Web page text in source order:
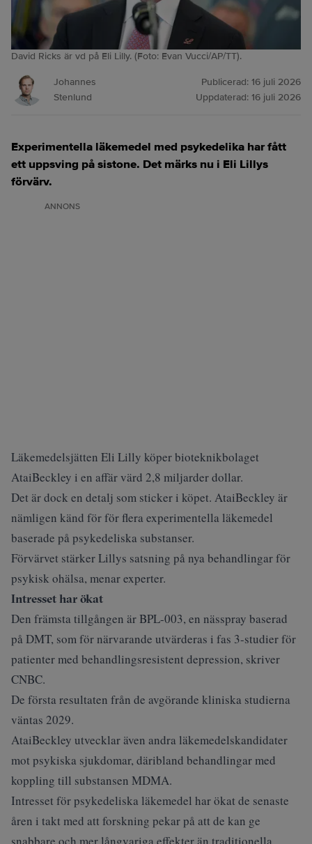
David Ricks är vd på Eli Lilly. (Foto: Evan Vucci/AP/TT).
Johannes
Stenlund
Publicerad: 16 juli 2026
Uppdaterad: 16 juli 2026
Experimentella läkemedel med psykedelika har fått
ett uppsving på sistone. Det märks nu i Eli Lillys
förvärv.
ANNONS
Läkemedelsjätten Eli Lilly köper bioteknikbolaget
AtaiBeckley i en affär värd 2,8 miljarder dollar.
Det är dock en detalj som sticker i köpet. AtaiBeckley är
nämligen känd för för flera experimentella läkemedel
baserade på psykedeliska substanser.
Förvärvet stärker Lillys satsning på nya behandlingar för
psykisk ohälsa, menar experter.
Intresset har ökat
Den främsta tillgången är BPL-003, en nässpray baserad
på DMT, som för närvarande utvärderas i fas 3-studier för
patienter med behandlingsresistent depression, skriver
CNBC.
De första resultaten från de avgörande kliniska studierna
väntas 2029.
AtaiBeckley utvecklar även andra läkemedelskandidater
mot psykiska sjukdomar, däribland behandlingar med
koppling till substansen MDMA.
Intresset för psykedeliska läkemedel har ökat de senaste
åren i takt med att forskning pekar på att de kan ge